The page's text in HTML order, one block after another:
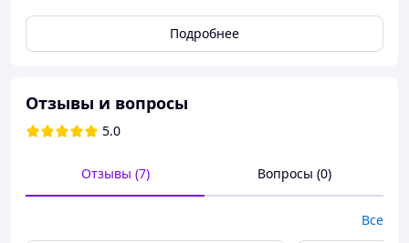
Автомобильное зарядное устройство BOROFONE может
не только заряжать гаджеты, но и проигрывать музыку
через колонки автомобиля с карты памяти, флешки или
Подробнее
Отзывы и вопросы
5.0
Отзывы (7) Вопросы (0)
Все